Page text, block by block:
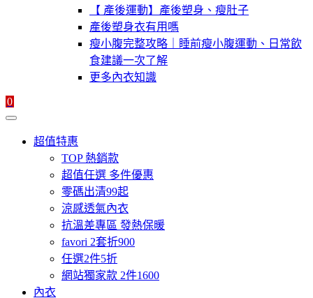
【 產後運動】產後塑身、瘦肚子
產後塑身衣有用嗎
瘦小腹完整攻略｜睡前瘦小腹運動、日常飲
食建議一次了解
更多內衣知識
0
超值特惠
TOP 熱銷款
超值任選 多件優惠
零碼出清99起
涼感透氣內衣
抗溫差專區 發熱保暖
favori 2套折900
任選2件5折
網站獨家款 2件1600
內衣